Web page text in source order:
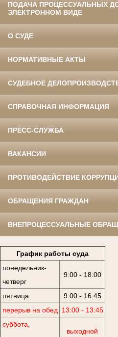
ПОДАЧА ПРОЦЕССУАЛЬНЫХ
ЭЛЕКТРОННОМ ВИДЕ
О СУДЕ
НОРМАТИВНЫЕ АКТЫ
СУДЕБНОЕ
СПРАВОЧНАЯ ИНФОРМАЦИЯ
ПРЕСС-СЛУЖБА
ВАКАНСИИ
ПРОТИВОДЕЙСТВИЕ
ОБРАЩЕНИЯ ГРАЖДАН
ВНЕПРОЦЕССУАЛЬНЫЕ
График работы суда
понедельник-
четверг
9:00 - 18:00
пятница
9:00 - 16:45
перерыв на обед
13:00 - 13:45
суббота,
выходной